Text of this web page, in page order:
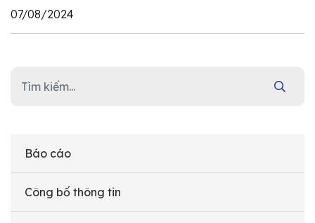
Báo cáo
Công bố thông tin
07/08/2024